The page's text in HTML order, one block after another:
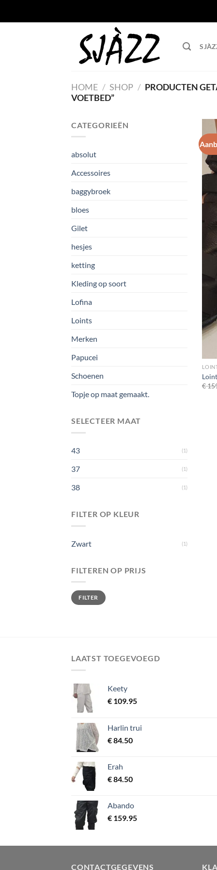
HOME / SHOP / PRODUCTEN
VOETBED”
CATEGORIEËN
absolut
Accessoires
baggybroek
bloes
Gilet
hesjes
ketting
Kleding op soort
Lofina
Loints
Merken
Papucei
Schoenen
Topje op maat gemaakt.
SELECTEER MAAT
43 (1)
37 (1)
38 (1)
FILTER OP KLEUR
Zwart (1)
FILTEREN OP PRIJS
Min.
prijs
Max.
prijsFILTER
€
LAATST TOEGEVOEGD
Keety
€ 109.95
Harlin trui
€84.50
Erah
€84.50
Abando
€ 159.95
CONTACTGEGEVENS